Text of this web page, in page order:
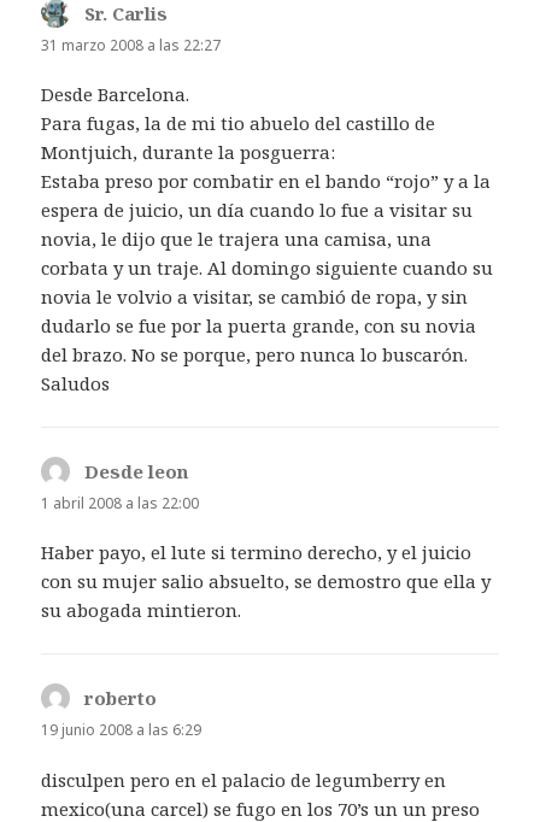
Sr. Carlis
31 marzo 2008 a las 22:27
Desde Barcelona.
Para fugas, la de mi tio abuelo del castillo de
Montjuich, durante la posguerra:
Estaba preso por combatir en el bando “rojo” y a la
espera de juicio, un día cuando lo fue a visitar su
novia, le dijo que le trajera una camisa, una
corbata y un traje. Al domingo siguiente cuando su
novia le volvio a visitar, se cambió de ropa, y sin
dudarlo se fue por la puerta grande, con su novia
del brazo. No se porque, pero nunca lo buscarón.
Saludos
Desde leon
1 abril 2008 a las 22:00
Haber payo, el lute si termino derecho, y el juicio
con su mujer salio absuelto, se demostro que ella y
su abogada mintieron.
roberto
19 junio 2008 a las 6:29
disculpen pero en el palacio de legumberry en
mexico(una carcel) se fugo en los 70’s un un preso